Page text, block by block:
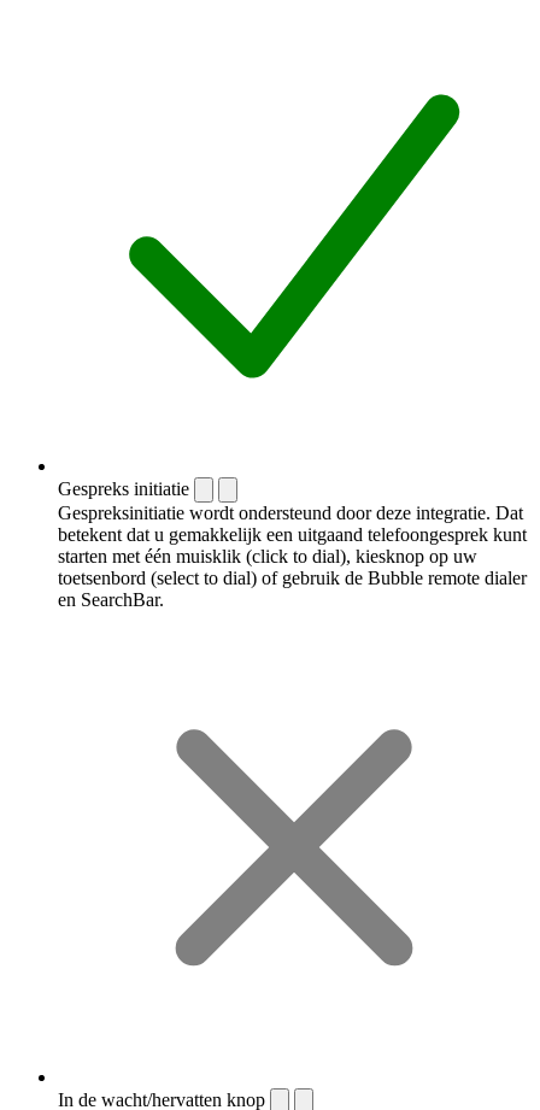
Gespreks initiatie
Gespreksinitiatie wordt ondersteund door deze integratie. Dat
betekent dat u gemakkelijk een uitgaand telefoongesprek kunt
starten met één muisklik (click to dial), kiesknop op uw
toetsenbord (select to dial) of gebruik de Bubble remote dialer
en SearchBar.
In de wacht/hervatten knop